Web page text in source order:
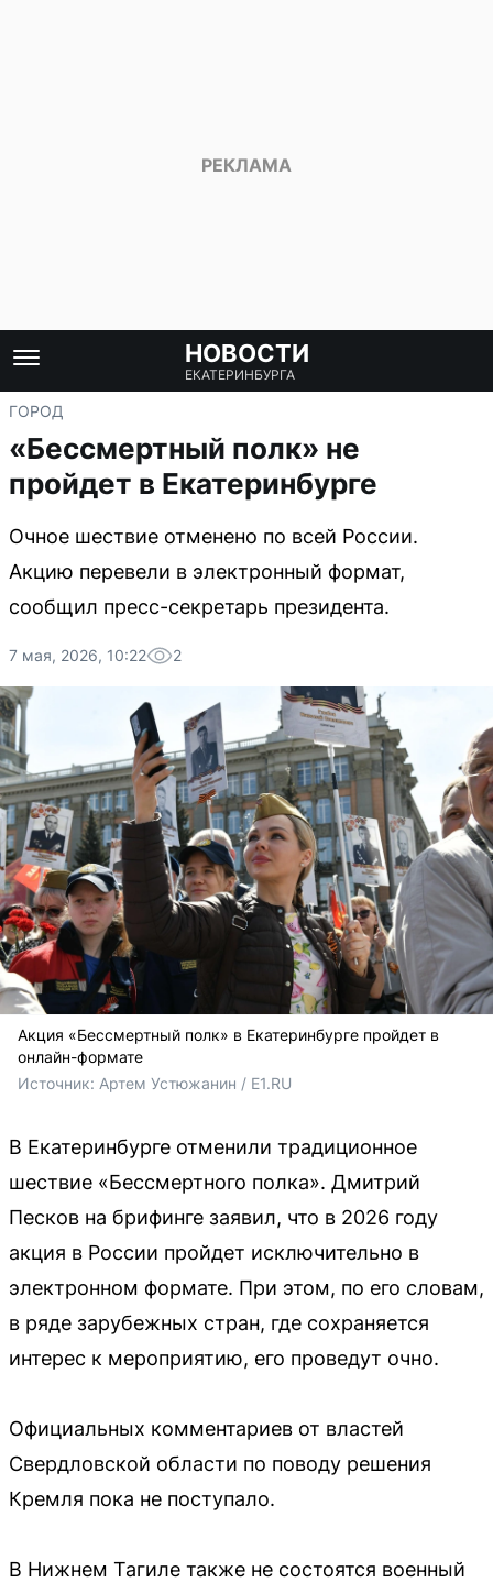
НОВОСТИ
ЕКАТЕРИНБУРГА
ГОРОД
«Бессмертный полк» не
пройдет в Екатеринбурге
Очное шествие отменено по всей России.
Акцию перевели в электронный формат,
сообщил пресс-секретарь президента.
7 мая, 2026, 10:22 2
Акция «Бессмертный полк» в Екатеринбурге пройдет в
онлайн-формате
Источник: Артем Устюжанин / E1.RU
В Екатеринбурге отменили традиционное
шествие «Бессмертного полка». Дмитрий
Песков на брифинге заявил, что в 2026 году
акция в России пройдет исключительно в
электронном формате. При этом, по его словам,
в ряде зарубежных стран, где сохраняется
интерес к мероприятию, его проведут очно.
Официальных комментариев от властей
Свердловской области по поводу решения
Кремля пока не поступало.
В Нижнем Тагиле также не состоятся военный